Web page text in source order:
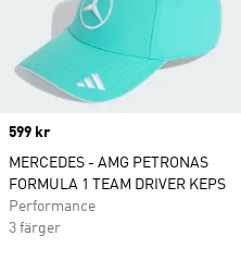
Price
599 kr
MERCEDES - AMG PETRONAS
FORMULA 1 TEAM DRIVER KEPS
Performance
3 färger